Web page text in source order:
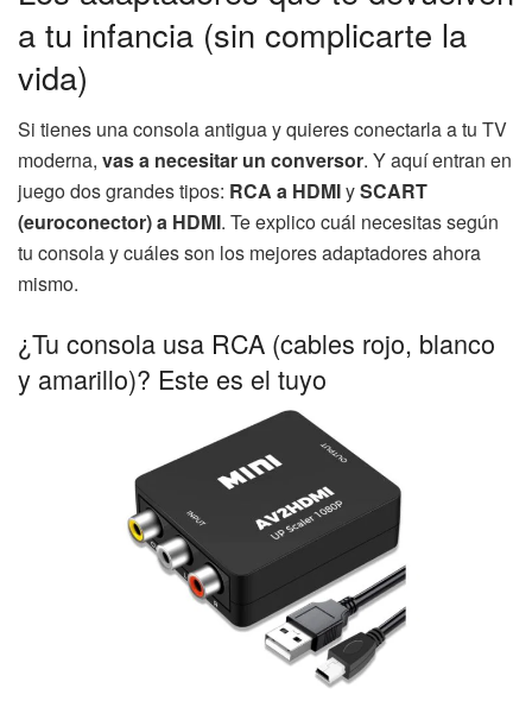
a tu infancia (sin complicarte la
vida)
Si tienes una consola antigua y quieres conectarla a tu TV
moderna, vas a necesitar un conversor. Y aquí entran en
juego dos grandes tipos: RCA a HDMIySCART
(euroconector) a HDMI. Te explico cuál necesitas según
tu consola y cuáles son los mejores adaptadores ahora
mismo.
¿Tu consola usa RCA (cables rojo, blanco
y amarillo)? Este es el tuyo